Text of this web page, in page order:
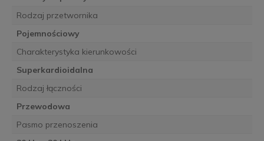
Rodzaj przetwornika
Pojemnościowy
Charakterystyka kierunkowości
Superkardioidalna
Rodzaj łączności
Przewodowa
Pasmo przenoszenia